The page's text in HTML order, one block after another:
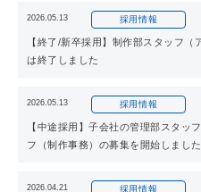
2026.05.13 採用情報
【終了/新卒採用】制作部スタッフ
は終了しました
2026.05.13 採用情報
【中途採用】子会社の管理部スタッ
フ（制作事務）の募集を開始しました
2026.04.21 採用情報